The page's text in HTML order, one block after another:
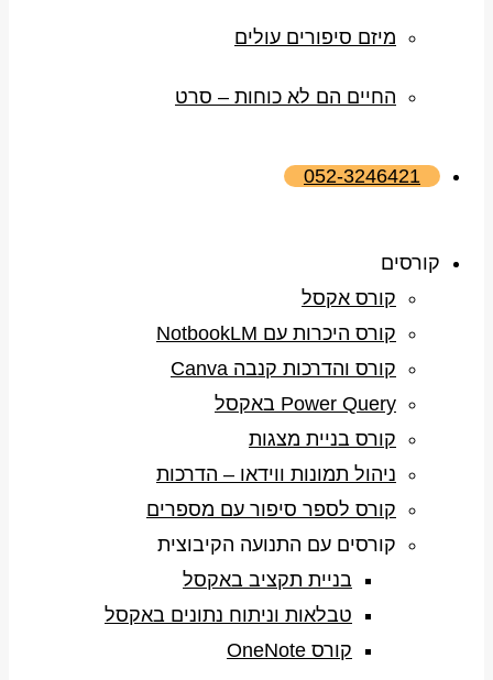
מיזם סיפורים עולים
החיים הם לא כוחות – סרט
052-3246421
קורסים
קורס אקסל
קורס היכרות עם NotbookLM
קורס והדרכות קנבה Canva
Power Query באקסל
קורס בניית מצגות
ניהול תמונות ווידאו – הדרכות
קורס לספר סיפור עם מספרים
קורסים עם התנועה הקיבוצית
בניית תקציב באקסל
טבלאות וניתוח נתונים באקסל
קורס OneNote